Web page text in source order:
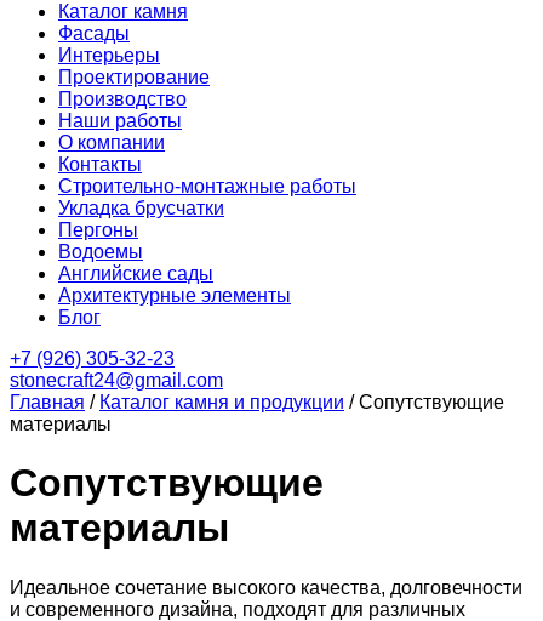
Каталог камня
Фасады
Интерьеры
Проектирование
Производство
Наши работы
О компании
Контакты
Строительно-монтажные работы
Укладка брусчатки
Пергоны
Водоемы
Английские сады
Архитектурные элементы
Блог
+7 (926) 305-32-23
stonecraft24@gmail.com
Главная / Каталог камня и продукции /Сопутствующие
материалы
Сопутствующие
материалы
Идеальное сочетание высокого качества, долговечности
и современного дизайна, подходят для различных